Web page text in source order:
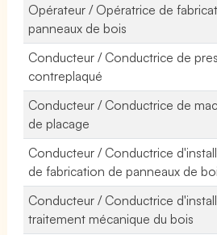
Opérateur / Opératrice de
panneaux de bois
Conducteur / Conductrice de
contreplaqué
Conducteur / Conductrice de
de placage
Conducteur / Conductrice
de fabrication de panneaux de
Conducteur / Conductrice
traitement mécanique du bois